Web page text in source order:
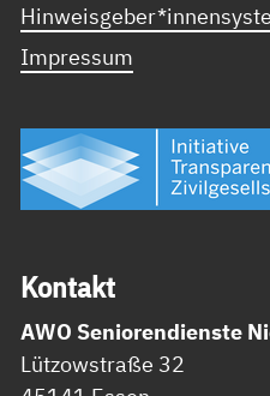
Impressum
Kon­takt
AWO Seniorendienste
Lützowstraße 32